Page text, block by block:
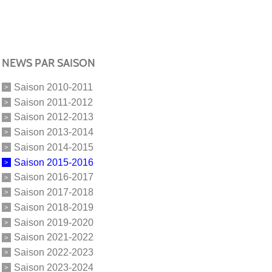
NEWS PAR SAISON
Saison 2010-2011
Saison 2011-2012
Saison 2012-2013
Saison 2013-2014
Saison 2014-2015
Saison 2015-2016
Saison 2016-2017
Saison 2017-2018
Saison 2018-2019
Saison 2019-2020
Saison 2021-2022
Saison 2022-2023
Saison 2023-2024